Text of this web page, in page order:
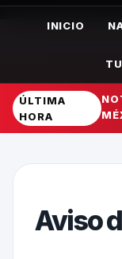
INICIO
ÚLTIMA
HORA
Aviso